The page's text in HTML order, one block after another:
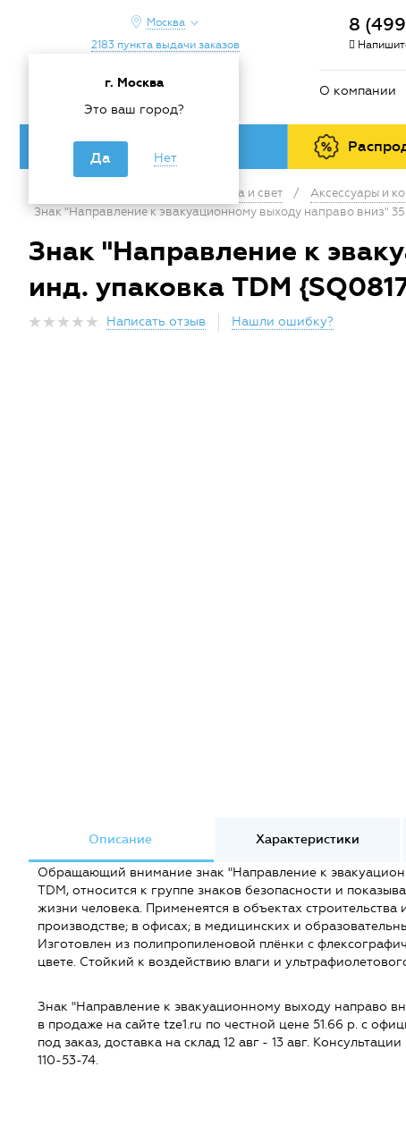
Москва
г. Москва
Это ваш город?
Да Нет
2183 пункта выдачи заказов
8
О компании
Каталог товаров
Электрика и свет / Аксессуары и
Знак "Направление к эвакуационному выходу направо вниз"
Знак "Направление к
инд. упаковка TDM
Написать отзыв Нашли ошибку?
Описание Характеристики
Обращающий внимание знак "Направление к
TDM, относится к группе знаков безопасности и
жизни человека. Применеятся в объектах
производстве; в офисах; в медицинских и
Изготовлен из полипропиленовой плёнки с
цвете. Стойкий к воздействию влаги и
Знак "Направление к эвакуационному выходу направо
в продаже на сайте tze1.ru по честной цене 51.66 р. с
под заказ, доставка на склад 12 авг - 13 авг.
110-53-74.